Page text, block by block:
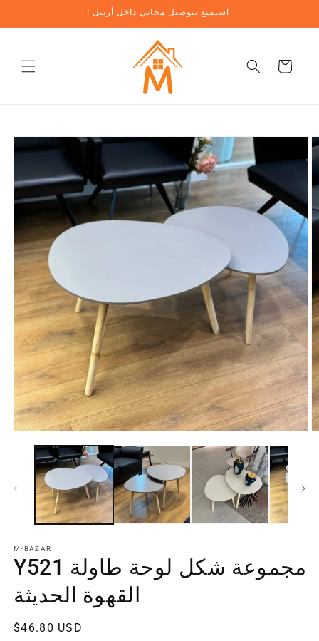
المحتوى
! استمتع بتوصيل مجاني داخل أربيل
عربة
تخطي
معلومات
M-BAZAR
Y521 مجموعة شكل لوحة طاولة
القهوة الحديثة
سعر
$46.80 USD